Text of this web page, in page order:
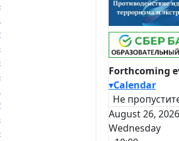
Forthcoming
▾Calendar
Не
August 26,
Wednesday